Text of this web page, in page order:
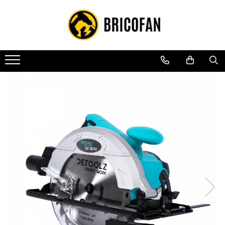
Toate Produsele
Vehicule electrice
Atv
Piese de schimb vehicule electrice
Scutere electrice
Scutere pe benzina
Tricicluri cargo fara permis
Tricicluri persoane
Trotinete electrice